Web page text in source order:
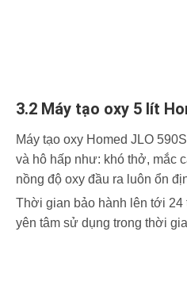
3.2 Máy tạo oxy 5 lít
Máy tạo oxy Homed JLO
và hô hấp như: khó thở, mắc
nồng độ oxy đầu ra luôn ổn
Thời gian bảo hành lên tới 24
yên tâm sử dụng trong thời